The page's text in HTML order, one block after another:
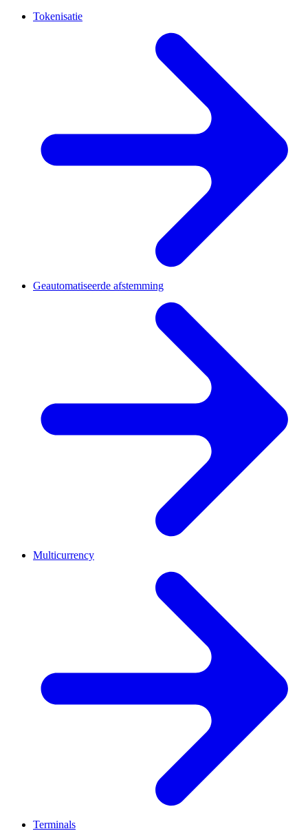
Tokenisatie
Geautomatiseerde afstemming
Multicurrency
Terminals